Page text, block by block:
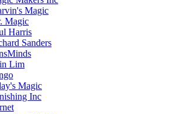
Magic
Magic
Harris
Sanders
Lim
Magic
Inc